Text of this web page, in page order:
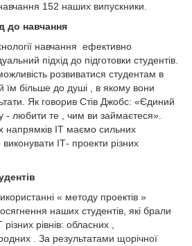
152 наших випускники.
до навчання
навчання ефективно
підхід до підготовки студентів.
розвиватися студентам в
їм більше до душі , в якому вони
Як говорив Стів Джобс: «Єдиний
- любити те , чим ви займаєтеся».
напрямків ІТ маємо сильних
ІТ- проекти різних
« методу проектів »
наших студентів, які брали
рівнів: обласних ,
. За результатами щорічної